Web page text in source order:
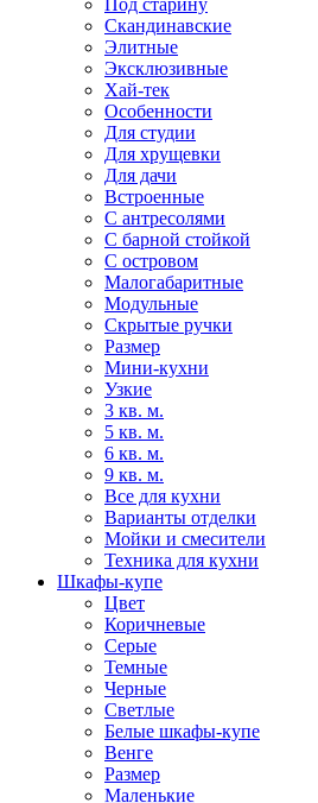
Под старину
Скандинавские
Элитные
Эксклюзивные
Хай-тек
Особенности
Для студии
Для хрущевки
Для дачи
Встроенные
С антресолями
С барной стойкой
С островом
Малогабаритные
Модульные
Скрытые ручки
Размер
Мини-кухни
Узкие
3 кв. м.
5 кв. м.
6 кв. м.
9 кв. м.
Все для кухни
Варианты отделки
Мойки и смесители
Техника для кухни
Шкафы-купе
Цвет
Коричневые
Серые
Темные
Черные
Светлые
Белые шкафы-купе
Венге
Размер
Маленькие